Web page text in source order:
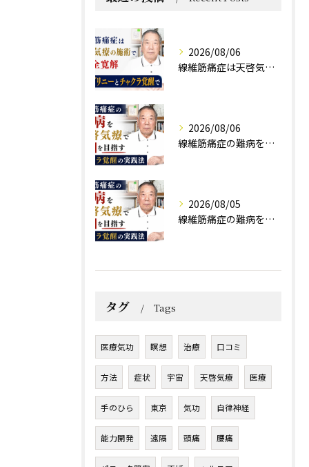
2026/08/06
線維筋痛症は天啓気療の施術で完全寛解 クンダリニーとチャクラ覚醒で
2026/08/06
線維筋痛症の難病を天啓気療で寛解を目指すチャクラ覚醒の実践法
2026/08/05
線維筋痛症の難病を天啓気療で寛解を目指すチャクラ覚醒の実践法
タグ Tags
医療気功 瞑想 治療 口コミ
方法 症状 宇宙 天啓気療 医療
手のひら 東京 気功 自律神経
能力開発 遠隔 頭痛 腰痛